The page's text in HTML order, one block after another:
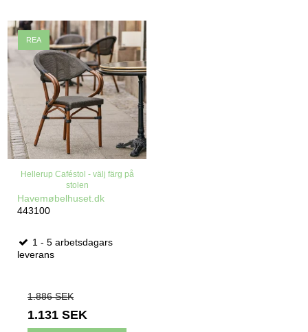
REA
Hellerup Caféstol - välj färg på
stolen
Havemøbelhuset.dk
443100
1 - 5 arbetsdagars
leverans
1.886 SEK
1.131 SEK